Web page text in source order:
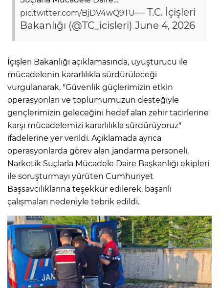
pic.twitter.com/BjDV4wQ9TU— T.C. İçişleri
Bakanlığı (@TC_icisleri) June 4, 2026
İçişleri Bakanlığı açıklamasında, uyuşturucu ile
mücadelenin kararlılıkla sürdürüleceği
vurgulanarak, "Güvenlik güçlerimizin etkin
operasyonları ve toplumumuzun desteğiyle
gençlerimizin geleceğini hedef alan zehir tacirlerine
karşı mücadelemizi kararlılıkla sürdürüyoruz"
ifadelerine yer verildi. Açıklamada ayrıca
operasyonlarda görev alan jandarma personeli,
Narkotik Suçlarla Mücadele Daire Başkanlığı ekipleri
ile soruşturmayı yürüten Cumhuriyet
Başsavcılıklarına teşekkür edilerek, başarılı
çalışmaları nedeniyle tebrik edildi.